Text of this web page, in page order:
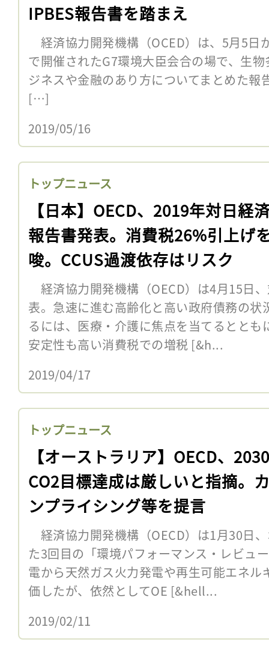
IPBES報告書を踏まえ
経済協力開発機構（OCED）は、5月5日
で開催されたG7環境大臣会合の場で、生
ジネスや金融のあり方についてまとめた
[…]
2019/05/16
トップニュース
【日本】OECD、2019年対日経
報告書発表。消費税26%引上げ
唆。CCUS過渡依存はリスク
経済協力開発機構（OECD）は4月15日
表。急速に進む高齢化と高い政府債務の
るには、医療・介護に焦点を当てるとと
安定性も高い消費税での増税 [&h...
2019/04/17
トップニュース
【オーストラリア】OECD、
CO2目標達成は厳しいと指摘。
ンプライシング等を提言
経済協力開発機構（OECD）は1月30日
た3回目の「環境パフォーマンス・レビュ
電から天然ガス火力発電や再生可能エネ
価したが、依然としてOE [&hell...
2019/02/11